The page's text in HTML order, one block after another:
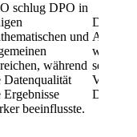
schlug DPO in
und
während
Datenqualität
Ergebnisse
beeinflusste.
Die
weniger
sein als
Validität
Daten.